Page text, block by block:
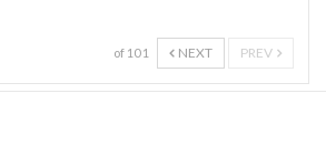
NEXT
1 of 10